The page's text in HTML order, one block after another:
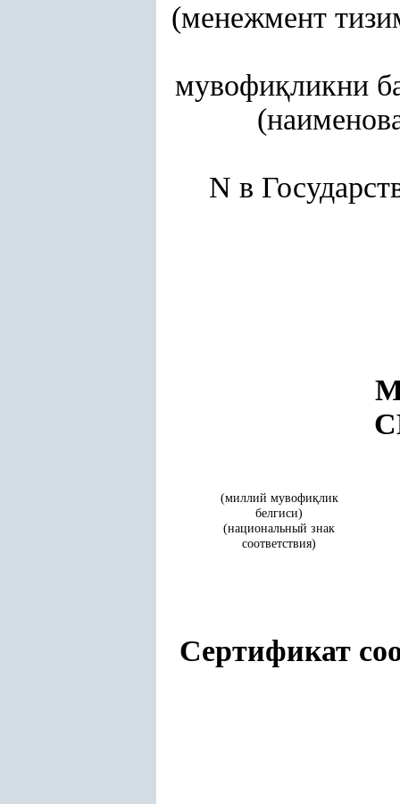
(менежмент
мувофиқликни
N в
(миллий мувофиқлик
белгиси)
(национальный знак
соответствия)
Сертификат